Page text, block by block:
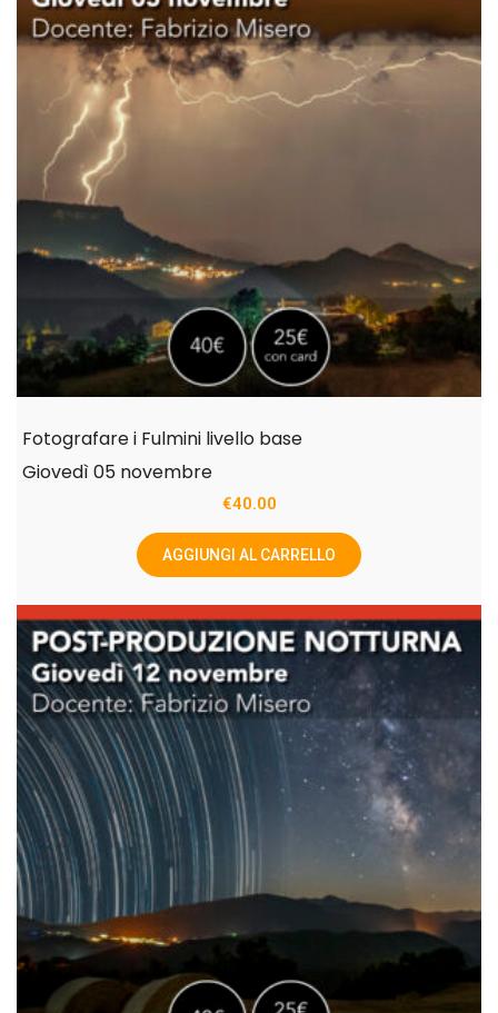
Fotografare i Fulmini livello base
Giovedì 05 novembre
€40.00
AGGIUNGI AL CARRELLO